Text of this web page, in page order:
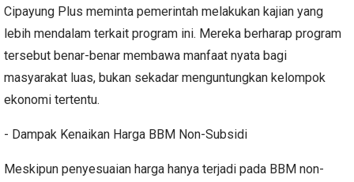
Cipayung Plus meminta pemerintah melakukan kajian yang
lebih mendalam terkait program ini. Mereka berharap program
tersebut benar-benar membawa manfaat nyata bagi
masyarakat luas, bukan sekadar menguntungkan kelompok
ekonomi tertentu.
- Dampak Kenaikan Harga BBM Non-Subsidi
Meskipun penyesuaian harga hanya terjadi pada BBM non-